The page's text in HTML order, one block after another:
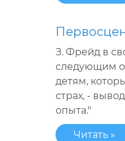
З. Фрейд в
следующим
детям,
страх, -
опыта."
Читать »